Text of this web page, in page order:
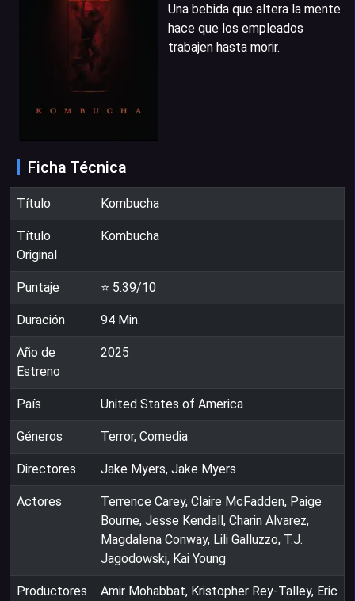
Una bebida que altera la mente
hace que los empleados
trabajen hasta morir.
Ficha Técnica
Título Kombucha
Título
Original
Kombucha
Puntaje ⭐ 5.39/10
Duración 94 Min.
Año de
Estreno
2025
País United States of America
Géneros Terror, Comedia
Directores Jake Myers, Jake Myers
Actores
Terrence Carey, Claire McFadden, Paige
Bourne, Jesse Kendall, Charin Alvarez,
Magdalena Conway, Lili Galluzzo, T.J.
Jagodowski, Kai Young
Productores
Amir Mohabbat, Kristopher Rey-Talley, Eric